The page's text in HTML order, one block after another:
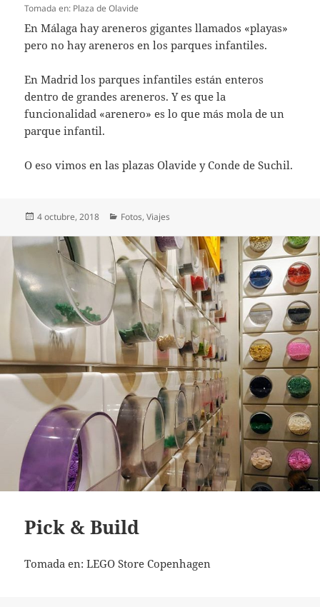
Tomada en: Plaza de Olavide
En Málaga hay areneros gigantes llamados «playas»
pero no hay areneros en los parques infantiles.
En Madrid los parques infantiles están enteros
dentro de grandes areneros. Y es que la
funcionalidad «arenero» es lo que más mola de un
parque infantil.
O eso vimos en las plazas Olavide y Conde de Suchil.
Publicado
4 octubre, 2018 Categorías
Fotos,Viajes
Pick & Build
Tomada en: LEGO Store Copenhagen